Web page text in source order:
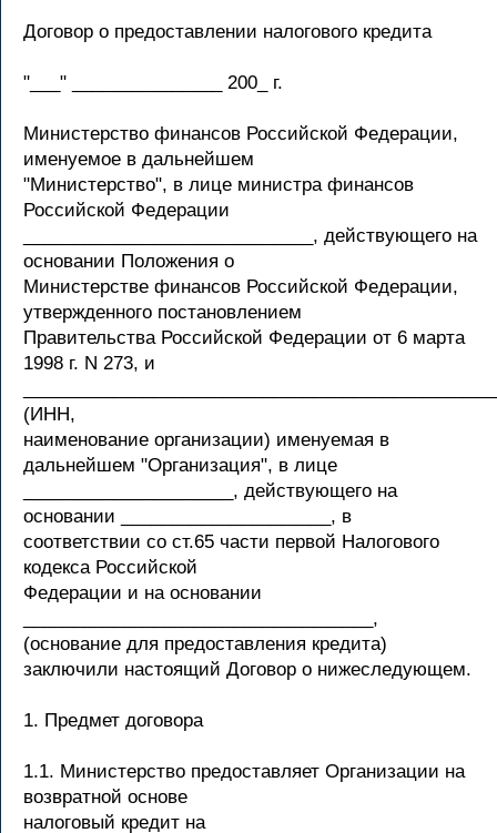
Договор о предоставлении налогового кредита
"___" _______________ 200_ г.
Министерство финансов Российской Федерации,
именуемое в дальнейшем
"Министерство", в лице министра финансов
Российской Федерации
_____________________________, действующего на
основании Положения о
Министерстве финансов Российской Федерации,
утвержденного постановлением
Правительства Российской Федерации от 6 марта
1998 г. N 273, и
(ИНН,
наименование организации) именуемая в
дальнейшем "Организация", в лице
_____________________, действующего на
основании _____________________, в
соответствии со ст.65 части первой Налогового
кодекса Российской
Федерации и на основании
___________________________________,
(основание для предоставления кредита)
заключили настоящий Договор о нижеследующем.
1. Предмет договора
1.1. Министерство предоставляет Организации на
возвратной основе
налоговый кредит на